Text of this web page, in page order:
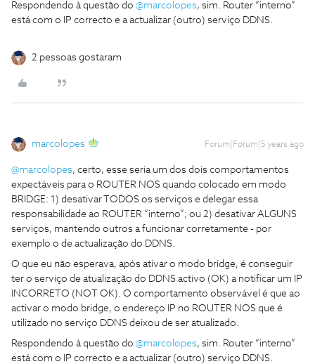
Respondendo à questão do @marcolopes, sim. Router “interno”
está com o IP correcto e a actualizar (outro) serviço DDNS.
2 pessoas gostaram
marcolopes Forum|Forum|5 years ago
@marcolopes, certo, esse seria um dos dois comportamentos
expectáveis para o ROUTER NOS quando colocado em modo
BRIDGE: 1) desativar TODOS os serviços e delegar essa
responsabilidade ao ROUTER “interno”; ou 2) desativar ALGUNS
serviços, mantendo outros a funcionar corretamente - por
exemplo o de actualização do DDNS.
O que eu não esperava, após ativar o modo bridge, é conseguir
ter o serviço de atualização do DDNS activo (OK) a notificar um IP
INCORRETO (NOT OK). O comportamento observável é que ao
activar o modo bridge, o endereço IP no ROUTER NOS que é
utilizado no serviço DDNS deixou de ser atualizado.
Respondendo à questão do @marcolopes, sim. Router “interno”
está com o IP correcto e a actualizar (outro) serviço DDNS.